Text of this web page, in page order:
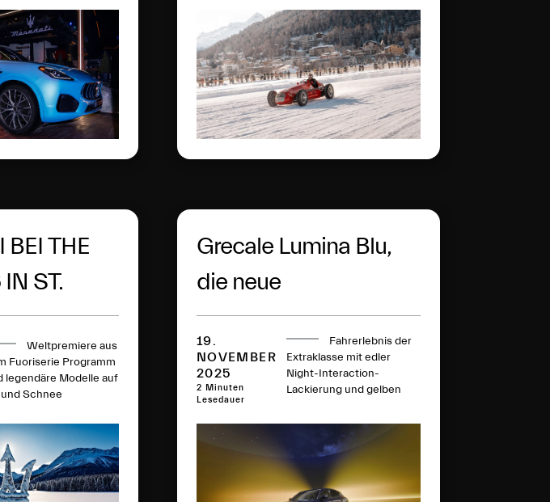
BEI THE
ST.
Weltpremiere aus
Fuoriserie Programm
legendäre Modelle auf
und Schnee
Grecale Lumina Blu,
die neue
Sonderedition des
Maserati SUV
19.
NOVEMBER
2025
2 Minuten
Lesedauer
Fahrerlebnis der
Extraklasse mit edler
Night-Interaction-
Lackierung und gelben